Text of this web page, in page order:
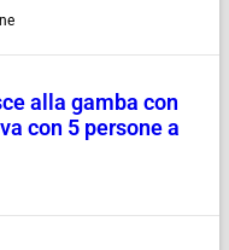
alla gamba con
con 5 persone a